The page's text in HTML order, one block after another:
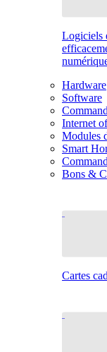
Logiciels
Hardware
Software
Internet
Modules
Smart
Bons &
Cartes